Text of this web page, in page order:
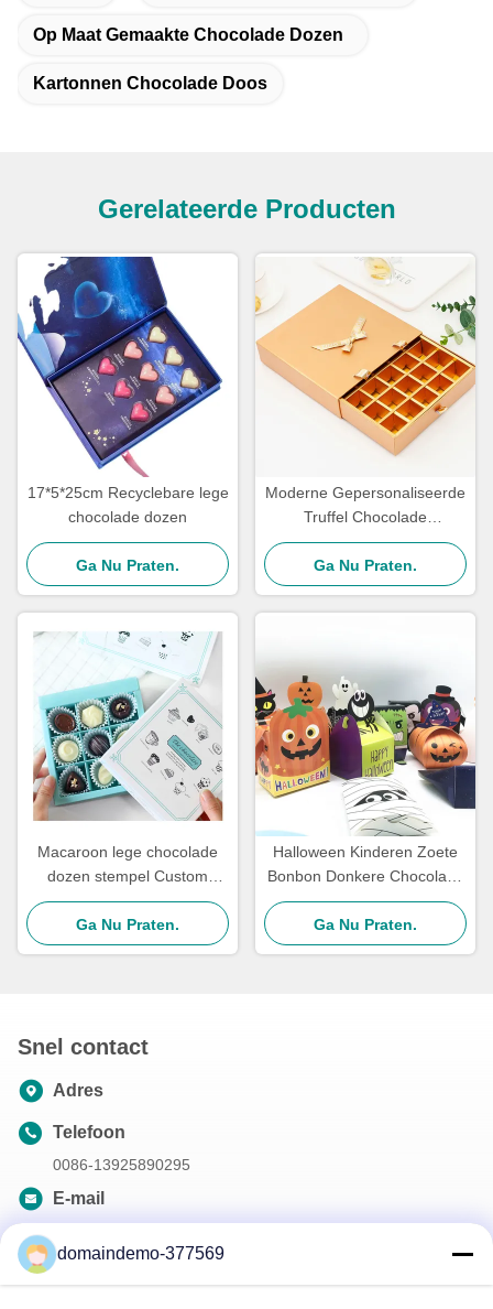
Op Maat Gemaakte Chocolade Dozen
Kartonnen Chocolade Doos
Gerelateerde Producten
17*5*25cm Recyclebare lege
chocolade dozen
Ga Nu Praten.
Moderne Gepersonaliseerde
Truffel Chocolade
Geschenkdoos Karton
Schuiflade CMYK Druk
Ga Nu Praten.
Macaroon lege chocolade
dozen stempel Custom
Valentijnsdag chocolade
doos
Ga Nu Praten.
Halloween Kinderen Zoete
Bonbon Donkere Chocolade
Geschenkdoos Truffeldozen
Bulkverpakking
Ga Nu Praten.
Snel contact
Adres
Telefoon
0086-13925890295
E-mail
domaindemo-377569